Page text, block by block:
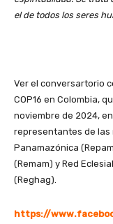
el de todos los seres
Ver el conversartorio
COP16 en Colombia,
noviembre de 2024,
representantes de las
Panamazónica
(Remam) y Red
(Reghag).
https://